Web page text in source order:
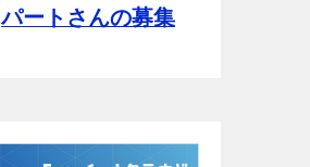
パートさんの募集